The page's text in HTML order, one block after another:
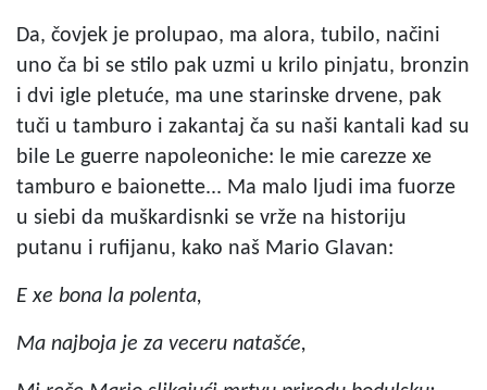
Da, čovjek je prolupao, ma alora, tubilo, načini
uno ča bi se stilo pak uzmi u krilo pinjatu, bronzin
i dvi igle pletuće, ma une starinske drvene, pak
tuči u tamburo i zakantaj ča su naši kantali kad su
bile Le guerre napoleoniche: le mie carezze xe
tamburo e baionette... Ma malo ljudi ima fuorze
u siebi da muškardisnki se vrže na historiju
putanu i rufijanu, kako naš Mario Glavan:
E xe bona la polenta,
Ma najboja je za veceru natašće,